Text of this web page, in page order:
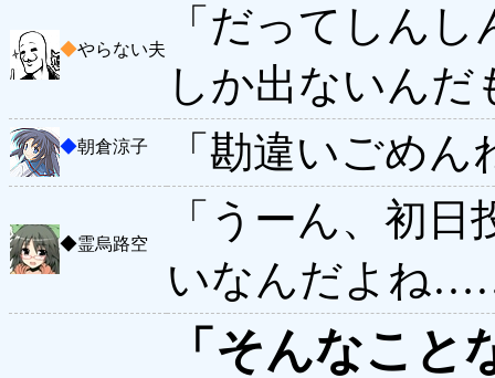
◆やらない夫
「だってしん
しか出ないん
◆朝倉涼子 「勘違いごめ
◆霊烏路空
「うーん、初
いなんだよね
「そんなこ